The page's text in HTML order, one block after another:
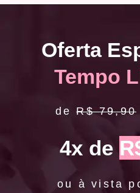
Oferta
Tempo
deR$ 79,90
4x de
ou à vista